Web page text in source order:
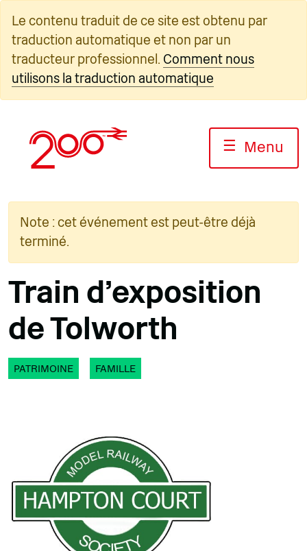
content
Le contenu traduit de ce site est obtenu par
traduction automatique et non par un
traducteur professionnel. Comment nous
utilisons la traduction automatique
☰ Menu
Note : cet événement est peut-être déjà
terminé.
Train d'exposition
de Tolworth
PATRIMOINE FAMILLE